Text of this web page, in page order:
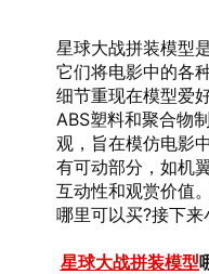
星球大战拼装模型
它们将电影中的各
细节重现在模型爱
ABS塑料和聚合物
观，旨在模仿电影
有可动部分，如机
互动性和观赏价值
哪里可以买?接下来
星球大战拼装模型